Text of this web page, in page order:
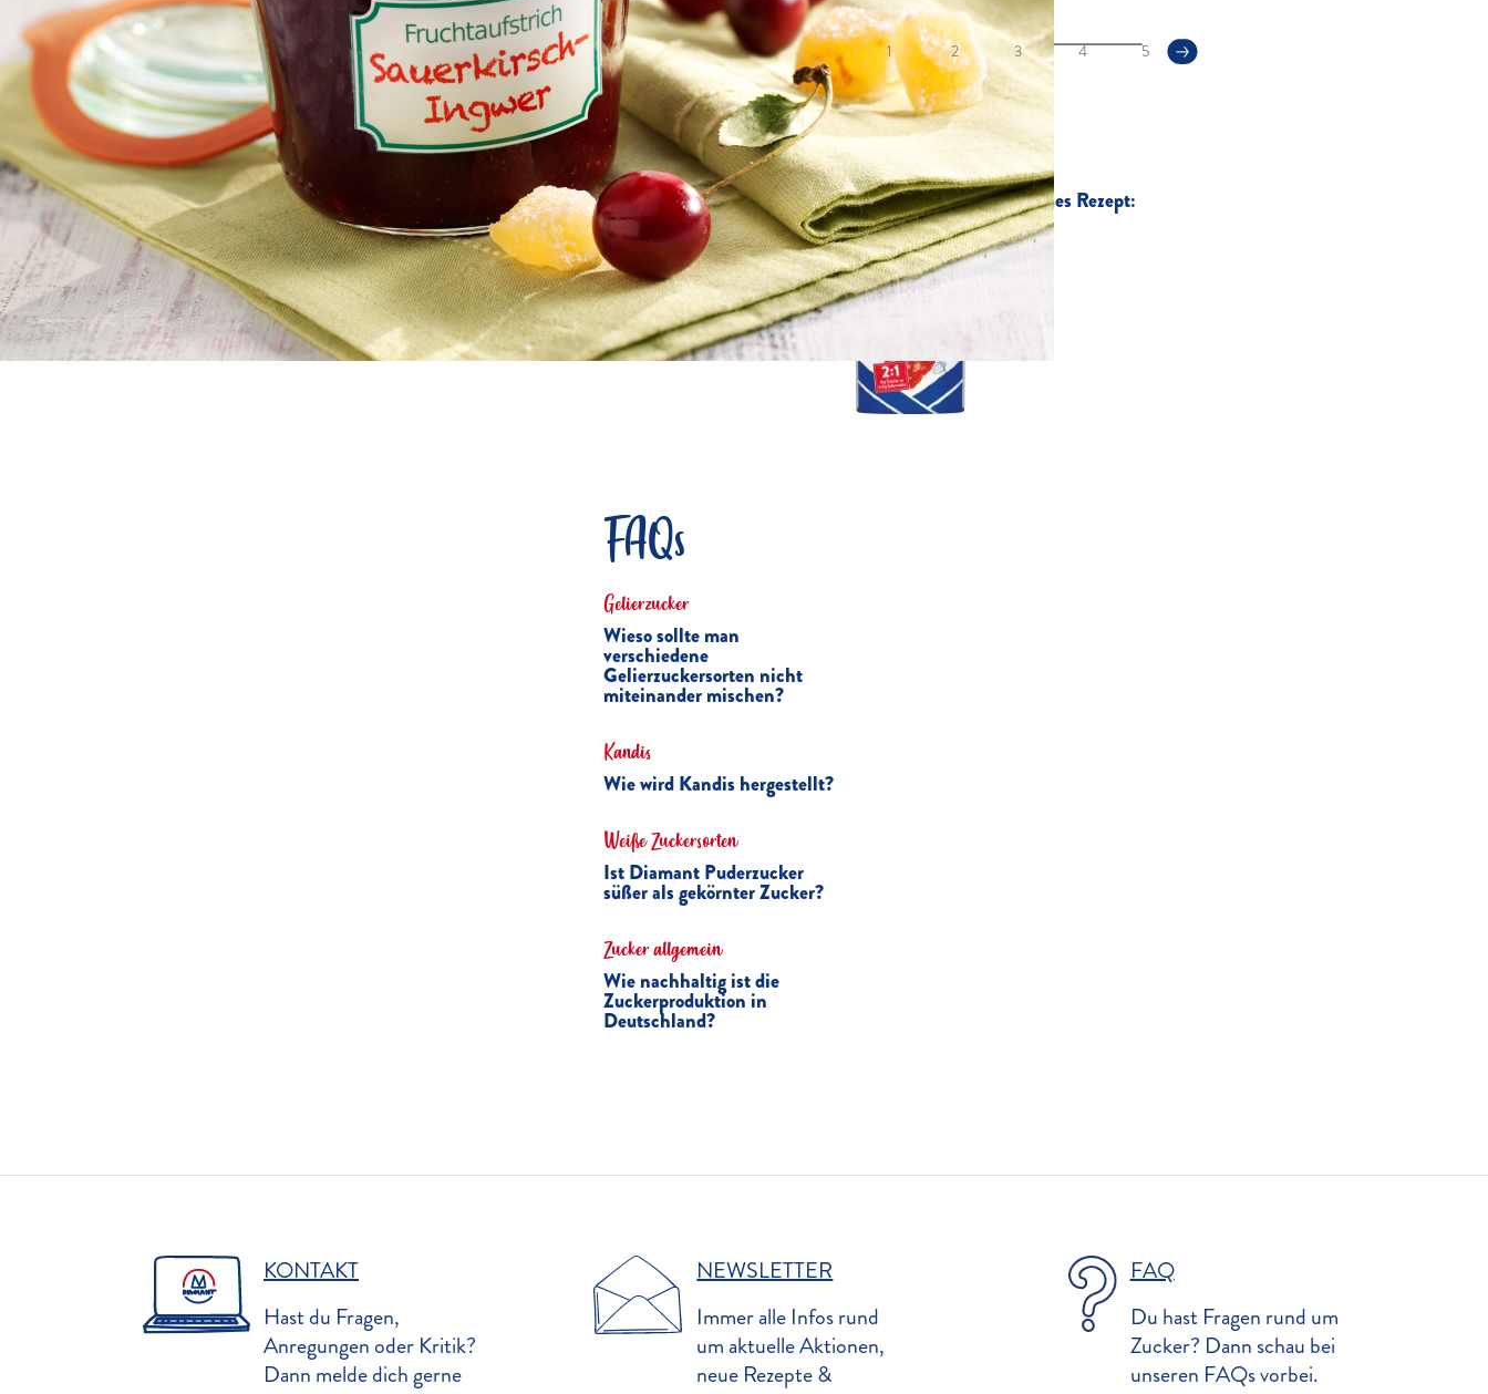
Deine Bewertung:
1 2 3 4 5
Speichern Teilen
Verwendetes Produkt für dieses Rezept:
FAQs
Gelierzucker
Wieso sollte man
verschiedene
Gelierzuckersorten nicht
miteinander mischen?
Kandis
Wie wird Kandis hergestellt?
Weiße Zuckersorten
Ist Diamant Puderzucker
süßer als gekörnter Zucker?
Zucker allgemein
Wie nachhaltig ist die
Zuckerproduktion in
Deutschland?
KONTAKT
Hast du Fragen,
Anregungen oder Kritik?
Dann melde dich gerne
NEWSLETTER
Immer alle Infos rund
um aktuelle Aktionen,
neue Rezepte &
FAQ
Du hast Fragen rund um
Zucker? Dann schau bei
unseren FAQs vorbei.